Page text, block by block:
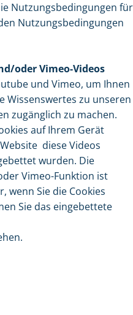
Nutzungsbedingungen für
Nutzungsbedingungen
oder Vimeo-Videos
und Vimeo, um Ihnen
Wissenswertes zu unseren
zugänglich zu machen.
auf Ihrem Gerät
diese Videos
wurden. Die
Vimeo-Funktion ist
wenn Sie die Cookies
Sie das eingebettete